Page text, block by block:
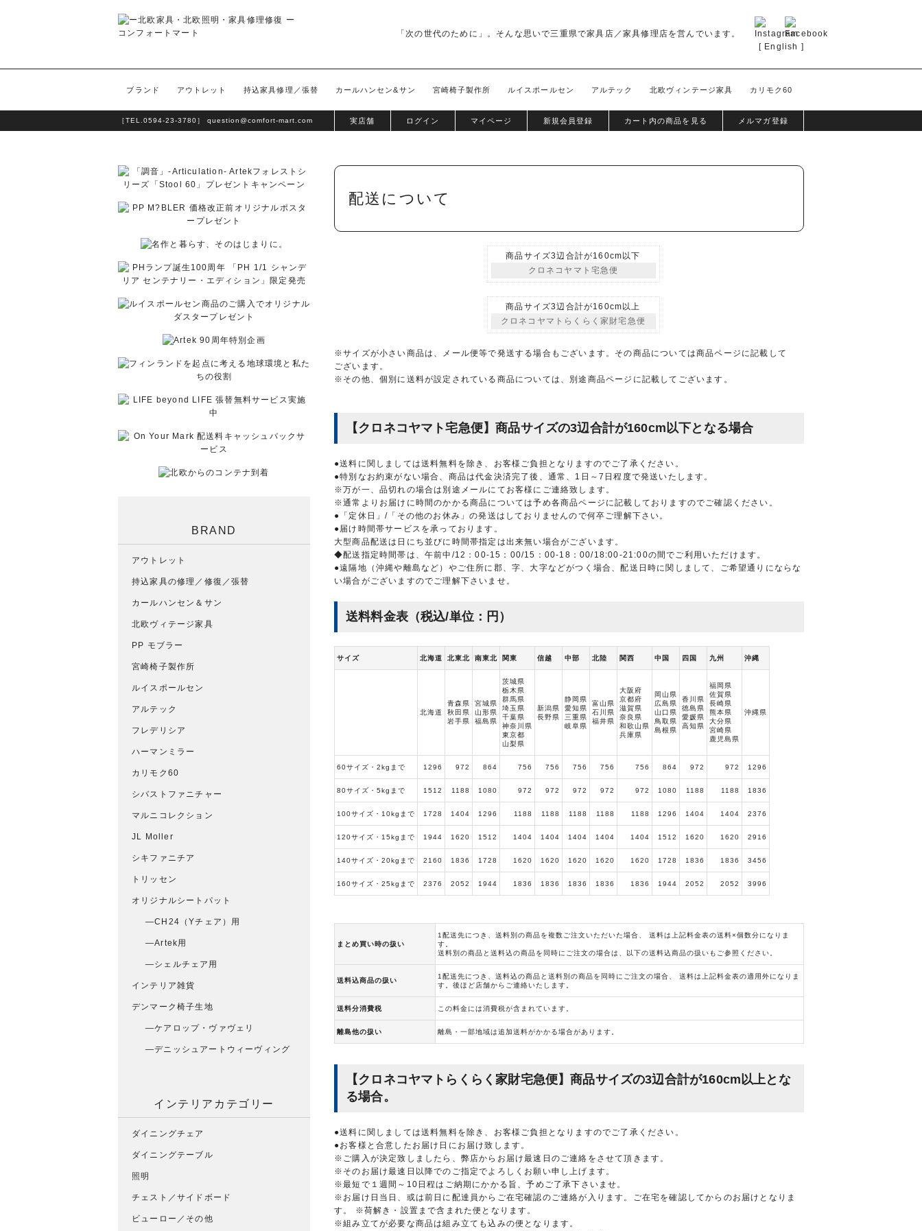
「次の世代のために」。そんな思いで三重県で家具店／家具修理店を営んでいます。
[ English ]
ブランド アウトレット 持込家具修理／張替 カールハンセン&サン 宮崎椅子製作所 ルイスポールセン アルテック 北欧ヴィンテージ家具 カリモク60
［TEL. 0594-23-3780］ question@comfort-mart.com 実店舗 ログイン マイページ 新規会員登録 カート内の商品を見る メルマガ登録
配送について
商品サイズ3辺合計が160cm以下
クロネコヤマト宅急便
商品サイズ3辺合計が160cm以上
クロネコヤマトらくらく家財宅急便
※サイズが小さい商品は、メール便等で発送する場合もございます。その商品については商品ページに記載して
ございます。
※その他、個別に送料が設定されている商品については、別途商品ページに記載してございます。
【クロネコヤマト宅急便】商品サイズの3辺合計が160cm以下となる場合
●送料に関しましては送料無料を除き、お客様ご負担となりますのでご了承ください。
●特別なお約束がない場合、商品は代金決済完了後、通常、1日～7日程度で発送いたします。
※万が一、品切れの場合は別途メールにてお客様にご連絡致します。
※通常よりお届けに時間のかかる商品については予め各商品ページに記載しておりますのでご確認ください。
●「定休日」/「その他のお休み」の発送はしておりませんので何卒ご理解下さい。
●届け時間帯サービスを承っております。
大型商品配送は日にち並びに時間帯指定は出来無い場合がございます。
◆配送指定時間帯は、午前中/12：00-15：00/15：00-18：00/18:00-21:00の間でご利用いただけます。
●遠隔地（沖縄や離島など）やご住所に郡、字、大字などがつく場合、配送日時に関しまして、ご希望通りにならな
い場合がございますのでご理解下さいませ。
送料料金表（税込/単位：円）
サイズ 北海道 北東北 南東北 関東 信越 中部 北陸 関西 中国 四国 九州 沖縄
北海道
青森県
秋田県
岩手県
宮城県
山形県
福島県
茨城県
栃木県
群馬県
埼玉県
千葉県
神奈川県
東京都
山梨県
新潟県
長野県
静岡県
愛知県
三重県
岐阜県
富山県
石川県
福井県
大阪府
京都府
滋賀県
奈良県
和歌山県
兵庫県
岡山県
広島県
山口県
鳥取県
島根県
香川県
徳島県
愛媛県
高知県
福岡県
佐賀県
長崎県
熊本県
大分県
宮崎県
鹿児島県
沖縄県
60サイズ・2kgまで 1296 972 864 756 756 756 756 756 864 972 972 1296
80サイズ・5kgまで 1512 1188 1080 972 972 972 972 972 1080 1188 1188 1836
100サイズ・10kgまで 1728 1404 1296 1188 1188 1188 1188 1188 1296 1404 1404 2376
120サイズ・15kgまで 1944 1620 1512 1404 1404 1404 1404 1404 1512 1620 1620 2916
140サイズ・20kgまで 2160 1836 1728 1620 1620 1620 1620 1620 1728 1836 1836 3456
160サイズ・25kgまで 2376 2052 1944 1836 1836 1836 1836 1836 1944 2052 2052 3996
まとめ買い時の扱い
1配送先につき、送料別の商品を複数ご注文いただいた場合、 送料は上記料金表の送料×個数分になりま
す。
送料別の商品と送料込の商品を同時にご注文の場合は、以下の送料込商品の扱いもご参照ください。
送料込商品の扱い
1配送先につき、送料込の商品と送料別の商品を同時にご注文の場合、 送料は上記料金表の適用外になりま
す。後ほど店舗からご連絡いたします。
送料分消費税 この料金には消費税が含まれています。
離島他の扱い 離島・一部地域は追加送料がかかる場合があります。
【クロネコヤマトらくらく家財宅急便】商品サイズの3辺合計が160cm以上とな
る場合。
●送料に関しましては送料無料を除き、お客様ご負担となりますのでご了承ください。
●お客様と合意したお届け日にお届け致します。
※ご購入が決定致しましたら、弊店からお届け最速日のご連絡をさせて頂きます。
※そのお届け最速日以降でのご指定でよろしくお願い申し上げます。
※最短で１週間～10日程はご納期にかかる旨、予めご了承下さいませ。
※お届け日当日、或は前日に配達員からご在宅確認のご連絡が入ります。ご在宅を確認してからのお届けとなりま
す。 ※荷解き・設置まで含まれた便となります。
※組み立てが必要な商品は組み立ても込みの便となります。
BRAND
アウトレット
持込家具の修理／修復／張替
カールハンセン＆サン
北欧ヴィテージ家具
PP モブラー
宮崎椅子製作所
ルイスポールセン
アルテック
フレデリシア
ハーマンミラー
カリモク60
シバストファニチャー
マルニコレクション
JL Moller
シキファニチア
トリッセン
オリジナルシートパット
CH24（Yチェア）用
Artek用
シェルチェア用
インテリア雑貨
デンマーク椅子生地
ケアロップ・ヴァヴェリ
デニッシュアートウィーヴィング
インテリアカテゴリー
ダイニングチェア
ダイニングテーブル
照明
チェスト／サイドボード
ビューロー／その他